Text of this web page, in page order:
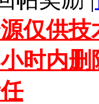
仅供
时内